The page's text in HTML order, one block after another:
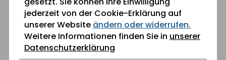
jederzeit von der Cookie-Erklärung auf
unserer Website ändern oder widerrufen.
Weitere Informationen finden Sie in unserer
Datenschutzerklärung
Sie befinden sich gerade hier:Über uns» Chronik